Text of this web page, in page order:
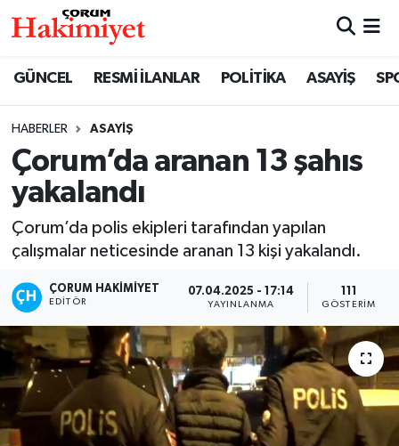
GÜNCEL RESMİ İLANLAR POLİTİKA ASAYİŞ
HABERLER ASAYİŞ
Çorum’da aranan 13 şahıs
yakalandı
Çorum’da polis ekipleri tarafından yapılan
çalışmalar neticesinde aranan 13 kişi yakalandı.
ÇORUM HAKIMIYET
EDITÖR
07.04.2025 - 17:14
YAYINLANMA
111
GÖSTERIM
SAĞLIK
ASAYİŞ
EKONOMİ
GÜNCEL
AKTÜEL
EĞİTİM
İLÇELER
Nöbetçi Eczaneler
Çorum Namaz Vakitleri
Trafik Durumu
Süper Lig Puan Durumu ve Fikstür
Tüm Manşetler
Son Dakika Haberleri
Haber Arşivi